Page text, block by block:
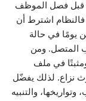
قبل فصل الموظف
اشترط أن
يومًا في حالة
المتصل. ومن
ومثبتًا في ملف
نزاع. لذلك يفضّل
وتواريخها، والتنبيه